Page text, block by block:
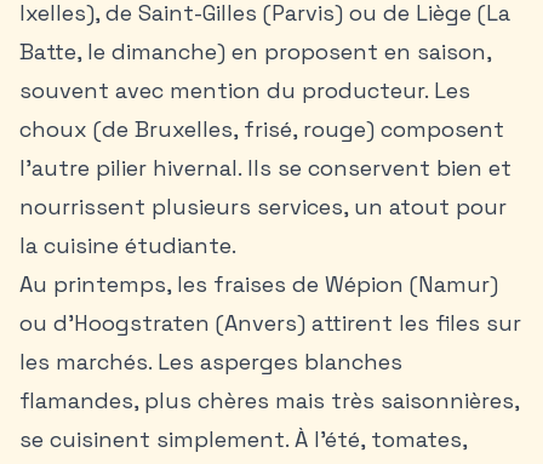
Ixelles), de Saint-Gilles (Parvis) ou de Liège (La
Batte, le dimanche) en proposent en saison,
souvent avec mention du producteur. Les
choux (de Bruxelles, frisé, rouge) composent
l’autre pilier hivernal. Ils se conservent bien et
nourrissent plusieurs services, un atout pour
la cuisine étudiante.
Au printemps, les fraises de Wépion (Namur)
ou d’Hoogstraten (Anvers) attirent les files sur
les marchés. Les asperges blanches
flamandes, plus chères mais très saisonnières,
se cuisinent simplement. À l’été, tomates,